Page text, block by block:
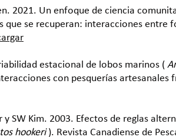
2021. Un enfoque de ciencia
se recuperan: interacciones entre
estacional de lobos marinos (
con pesquerías
y SW Kim. 2003. Efectos de reglas
hookeri). Revista Canadiense de